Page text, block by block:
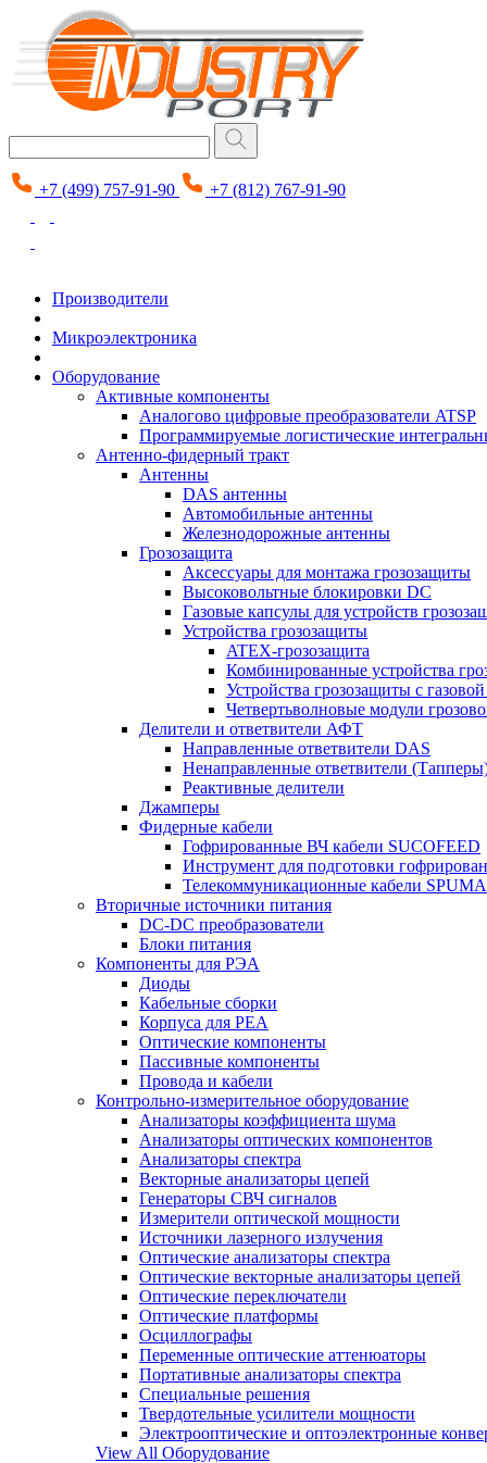
+7 (499) 757-91-90 +7 (812) 767-91-90
Производители
Микроэлектроника
Оборудование
Активные компоненты
Аналогово цифровые преобразователи ATSP
Программируемые логистические
Антенно-фидерный тракт
Антенны
DAS антенны
Автомобильные антенны
Железнодорожные антенны
Грозозащита
Аксессуары для монтажа грозозащиты
Высоковольтные блокировки DC
Газовые капсулы для устройств
Устройства грозозащиты
ATEX-грозозащита
Комбинированные устройства
Устройства грозозащиты с
Четвертьволновые модули
Делители и ответвители АФТ
Направленные ответвители DAS
Ненаправленные ответвители
Реактивные делители
Джамперы
Фидерные кабели
Гофрированные ВЧ кабели SUCOFEED
Инструмент для подготовки
Телекоммуникационные кабели SPUMA
Вторичные источники питания
DC-DC преобразователи
Блоки питания
Компоненты для РЭА
Диоды
Кабельные сборки
Корпуса для РЕА
Оптические компоненты
Пассивные компоненты
Провода и кабели
Контрольно-измерительное оборудование
Анализаторы коэффициента шума
Анализаторы оптических компонентов
Анализаторы спектра
Векторные анализаторы цепей
Генераторы СВЧ сигналов
Измерители оптической мощности
Источники лазерного излучения
Оптические анализаторы спектра
Оптические векторные анализаторы цепей
Оптические переключатели
Оптические платформы
Осциллографы
Переменные оптические аттенюаторы
Портативные анализаторы спектра
Специальные решения
Твердотельные усилители мощности
Электрооптические и оптоэлектронные
View All Оборудование